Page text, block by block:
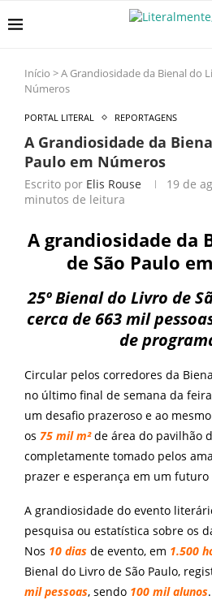
Início >A Grandiosidade da Bienal do
Números
PORTAL LITERAL REPORTAGENS
A Grandiosidade da
Paulo em Números
Escrito por Elis Rouse 19 de
minutos de leitura
A grandiosidade da
de São Paulo
25º Bienal do Livro de
cerca de 663 mil
de
Circular pelos corredores da
no último final de semana da
um desafio prazeroso e ao
os 75 mil m² de área do pavilhão
completamente tomado pelos
prazer e esperança em um
A grandiosidade do evento
pesquisa ou estatística sobre os
Nos 10 dias de evento, em 1.500
Bienal do Livro de São Paulo,
mil pessoas, sendo 100 mil alunos